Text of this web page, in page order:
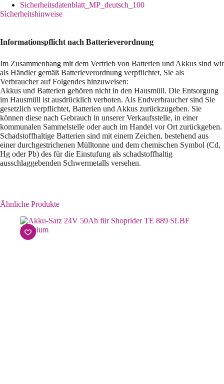
Sicherheitsdatenblatt_MP_deutsch_100
Sicherheitshinweise
Informationspflicht nach Batterieverordnung
Im Zusammenhang mit dem Vertrieb von Batterien und Akkus sind wir
als Händler gemäß Batterieverordnung verpflichtet, Sie als
Verbraucher auf Folgendes hinzuweisen:
Akkus und Batterien gehören nicht in den Hausmüll. Die Entsorgung
im Hausmüll ist ausdrücklich verboten. Als Endverbraucher sind Sie
gesetzlich verpflichtet, Batterien und Akkus zurückzugeben. Sie
können diese nach Gebrauch in unserer Verkaufsstelle, in einer
kommunalen Sammelstelle oder auch im Handel vor Ort zurückgeben.
Schadstoffhaltige Batterien sind mit einem Zeichen, bestehend aus
einer durchgestrichenen Mülltonne und dem chemischen Symbol (Cd,
Hg oder Pb) des für die Einstufung als schadstoffhaltig
ausschlaggebenden Schwermetalls versehen.
Ähnliche Produkte